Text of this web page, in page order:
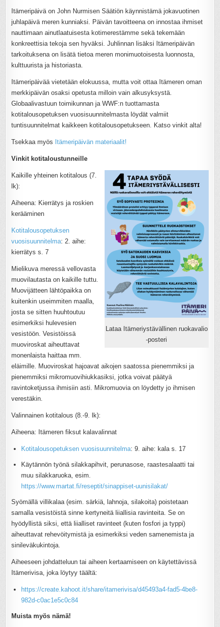
Itämeripäivä on John Nurmisen Säätiön käynnistämä jokavuotinen
juhlapäivä meren kunniaksi. Päivän tavoitteena on innostaa ihmiset
nauttimaan ainutlaatuisesta kotimerestämme sekä tekemään
konkreettisia tekoja sen hyväksi. Juhlinnan lisäksi Itämeripäivän
tarkoituksena on lisätä tietoa meren monimuotoisesta luonnosta,
kulttuurista ja historiasta.
Itämeripäivää vietetään elokuussa, mutta voit ottaa Itämeren oman
merkkipäivän osaksi opetusta milloin vain alkusyksystä.
Globaalivastuun toimikunnan ja WWF:n tuottamasta
kotitalousopetuksen vuosisuunnitelmasta löydät valmiit
tuntisuunnitelmat kaikkeen kotitalousopetukseen. Katso vinkit alta!
Tsekkaa myös Itämeripäivän materiaalit!
Vinkit kotitaloustunneille
Lataa Itämeriystävällinen ruokavalio
-posteri
Kaikille yhteinen kotitalous (7.
lk):
Aiheena: Kierrätys ja roskien
kerääminen
Kotitalousopetuksen
vuosisuunnitelma: 2. aihe:
kierrätys s. 7
Mielikuva meressä vellovasta
muovilautasta on kaikille tuttu.
Muovijätteen lähtöpaikka on
kuitenkin useimmiten maalla,
josta se sitten huuhtoutuu
esimerkiksi hulevesien
vesistöön. Vesistöissä
muoviroskat aiheuttavat
monenlaista haittaa mm.
eläimille. Muoviroskat hajoavat aikojen saatossa pienemmiksi ja
pienemmiksi mikromuovihiukkasiksi, jotka voivat päätyä
ravintoketjussa ihmisiin asti. Mikromuovia on löydetty jo ihmisen
verestäkin.
Valinnainen kotitalous (8.-9. lk):
Aiheena: Itämeren fiksut kalavalinnat
Kotitalousopetuksen vuosisuunnitelma: 9. aihe: kala s. 17
Käytännön työnä silakkapihvit, perunasose, raastesalaatti tai
muu silakkaruoka, esim.
https://www.martat.fi/reseptit/sinappiset-uunisilakat/
Syömällä villikalaa (esim. särkiä, lahnoja, silakoita) poistetaan
samalla vesistöistä sinne kertyneitä liiallisia ravinteita. Se on
hyödyllistä siksi, että liialliset ravinteet (kuten fosfori ja typpi)
aiheuttavat rehevöitymistä ja esimerkiksi veden samenemista ja
sinileväkukintoja.
Aiheeseen johdatteluun tai aiheen kertaamiseen on käytettävissä
Itämerivisa, joka löytyy täältä:
https://create.kahoot.it/share/itamerivisa/d45493a4-fad5-4be8-
982d-c0ac1e5c0c84
Muista myös nämä!